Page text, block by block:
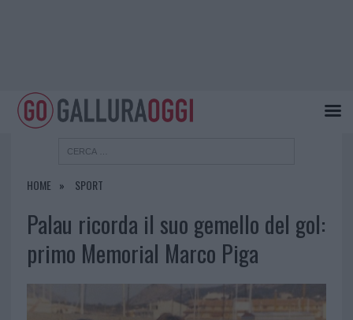
HOME SPORT
Palau ricorda il suo gemello del gol:
primo Memorial Marco Piga